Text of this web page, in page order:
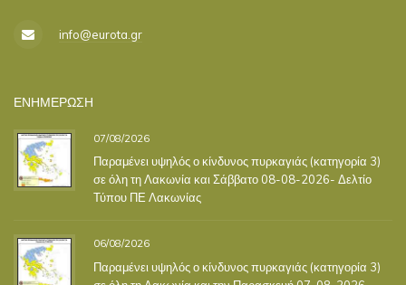
info@eurota.gr
ΕΝΗΜΕΡΩΣΗ
07/08/2026
Παραμένει υψηλός ο κίνδυνος πυρκαγιάς (κατηγορία 3)
σε όλη τη Λακωνία και Σάββατο 08-08-2026- Δελτίο
Τύπου ΠΕ Λακωνίας
06/08/2026
Παραμένει υψηλός ο κίνδυνος πυρκαγιάς (κατηγορία 3)